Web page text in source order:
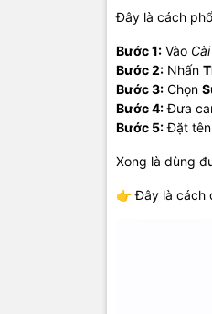
Đây là cách
Bước 1: Vào
Bước 2: Nhấn
Bước 3: Chọn
Bước 4:Đưa
Bước 5:Đặt tên
Xong là dùng
👉 Đây là cách